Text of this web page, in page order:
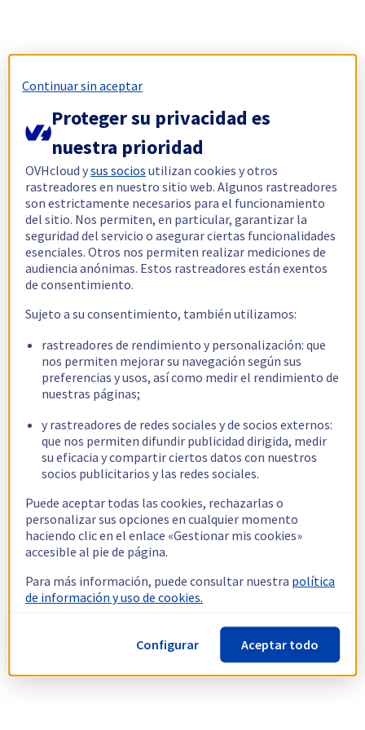
Continuar sin aceptar
Proteger su privacidad es
nuestra prioridad
OVHcloud ysus socios utilizan cookies y otros
rastreadores en nuestro sitio web. Algunos rastreadores
son estrictamente necesarios para el funcionamiento
del sitio. Nos permiten, en particular, garantizar la
seguridad del servicio o asegurar ciertas funcionalidades
esenciales. Otros nos permiten realizar mediciones de
audiencia anónimas. Estos rastreadores están exentos
de consentimiento.
Sujeto a su consentimiento, también utilizamos:
rastreadores de rendimiento y personalización: que
nos permiten mejorar su navegación según sus
preferencias y usos, así como medir el rendimiento de
nuestras páginas;
y rastreadores de redes sociales y de socios externos:
que nos permiten difundir publicidad dirigida, medir
su eficacia y compartir ciertos datos con nuestros
socios publicitarios y las redes sociales.
Puede aceptar todas las cookies, rechazarlas o
personalizar sus opciones en cualquier momento
haciendo clic en el enlace «Gestionar mis cookies»
accesible al pie de página.
Para más información, puede consultar nuestra política
de información y uso de cookies.
Configurar Aceptar todo